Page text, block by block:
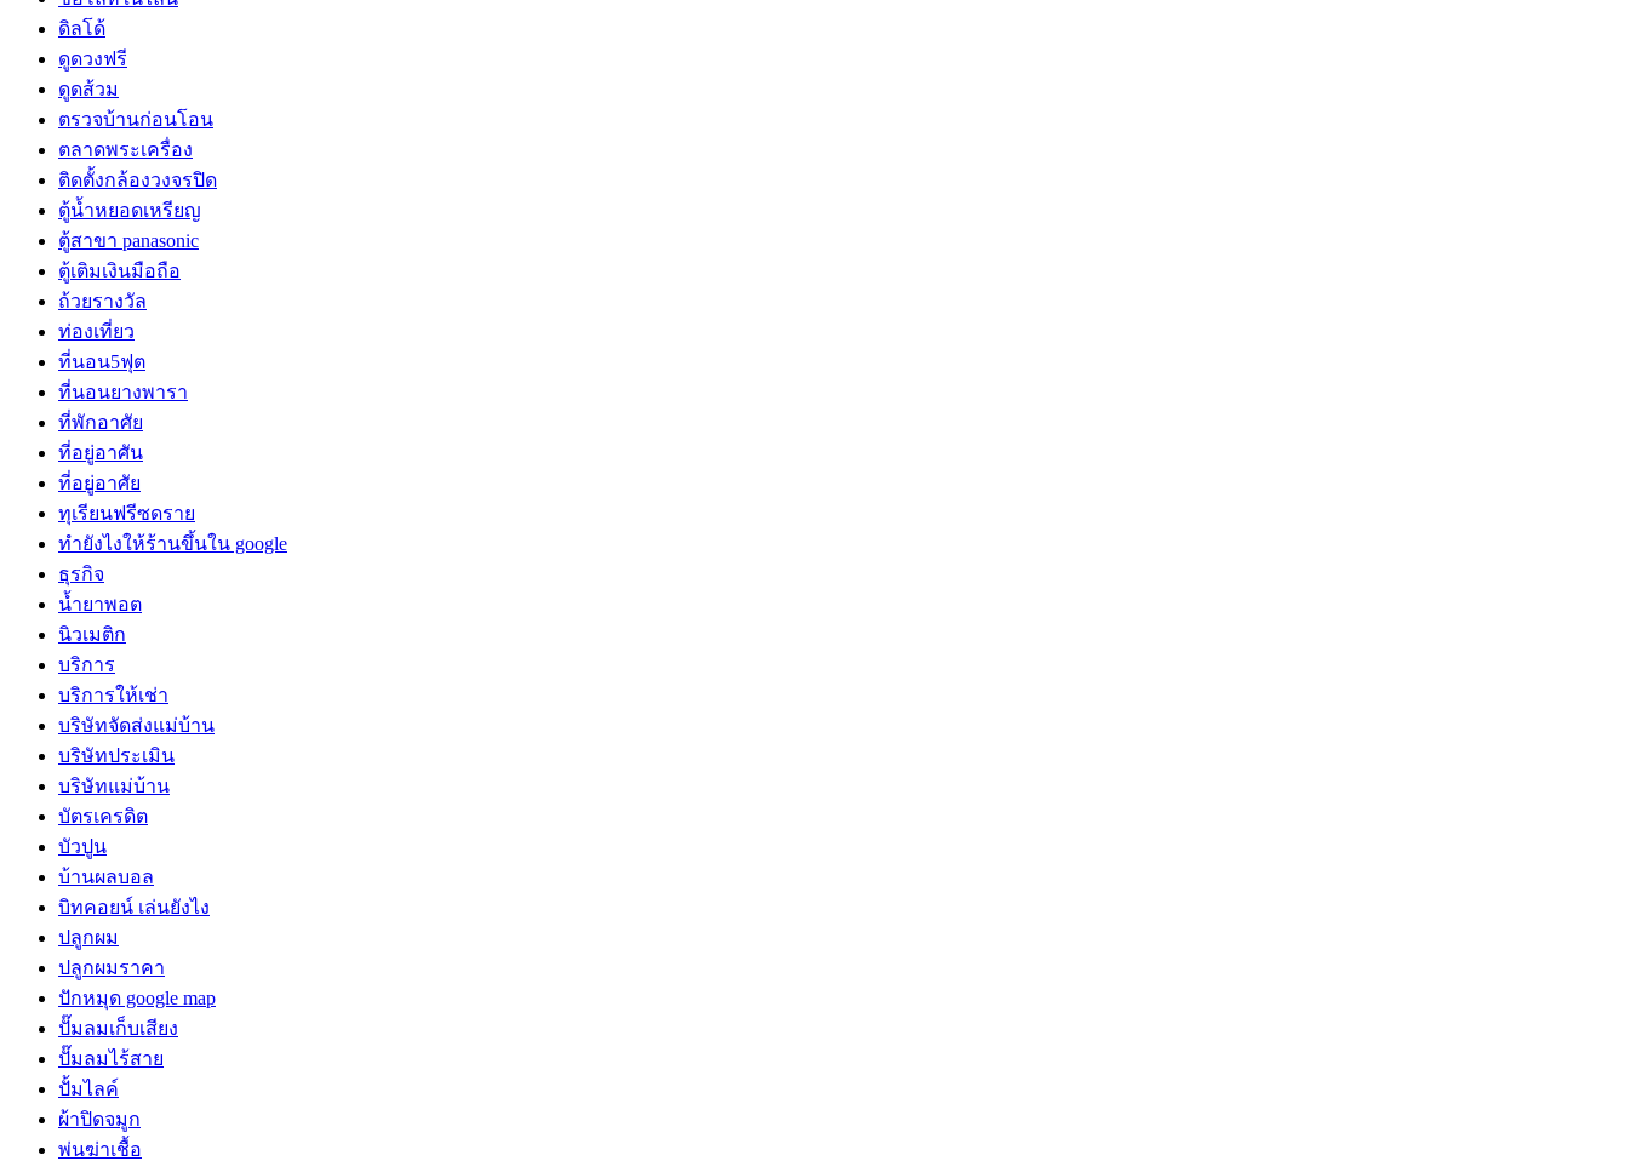
ดิลโด้
ดูดวงฟรี
ดูดส้วม
ตรวจบ้านก่อนโอน
ตลาดพระเครื่อง
ติดตั้งกล้องวงจรปิด
ตู้น้ำหยอดเหรียญ
ตู้สาขา panasonic
ตู้เติมเงินมือถือ
ถ้วยรางวัล
ท่องเที่ยว
ที่นอน5ฟุต
ที่นอนยางพารา
ที่พักอาศัย
ที่อยู่อาศัน
ที่อยู่อาศัย
ทุเรียนฟรีซดราย
ทํายังไงให้ร้านขึ้นใน google
ธุรกิจ
น้ำยาพอต
นิวเมติก
บริการ
บริการให้เช่า
บริษัทจัดส่งแม่บ้าน
บริษัทประเมิน
บริษัทแม่บ้าน
บัตรเครดิต
บัวปูน
บ้านผลบอล
บิทคอยน์ เล่นยังไง
ปลูกผม
ปลูกผมราคา
ปักหมุด google map
ปั๊มลมเก็บเสียง
ปั๊มลมไร้สาย
ปั้มไลค์
ผ้าปิดจมูก
พ่นฆ่าเชื้อ